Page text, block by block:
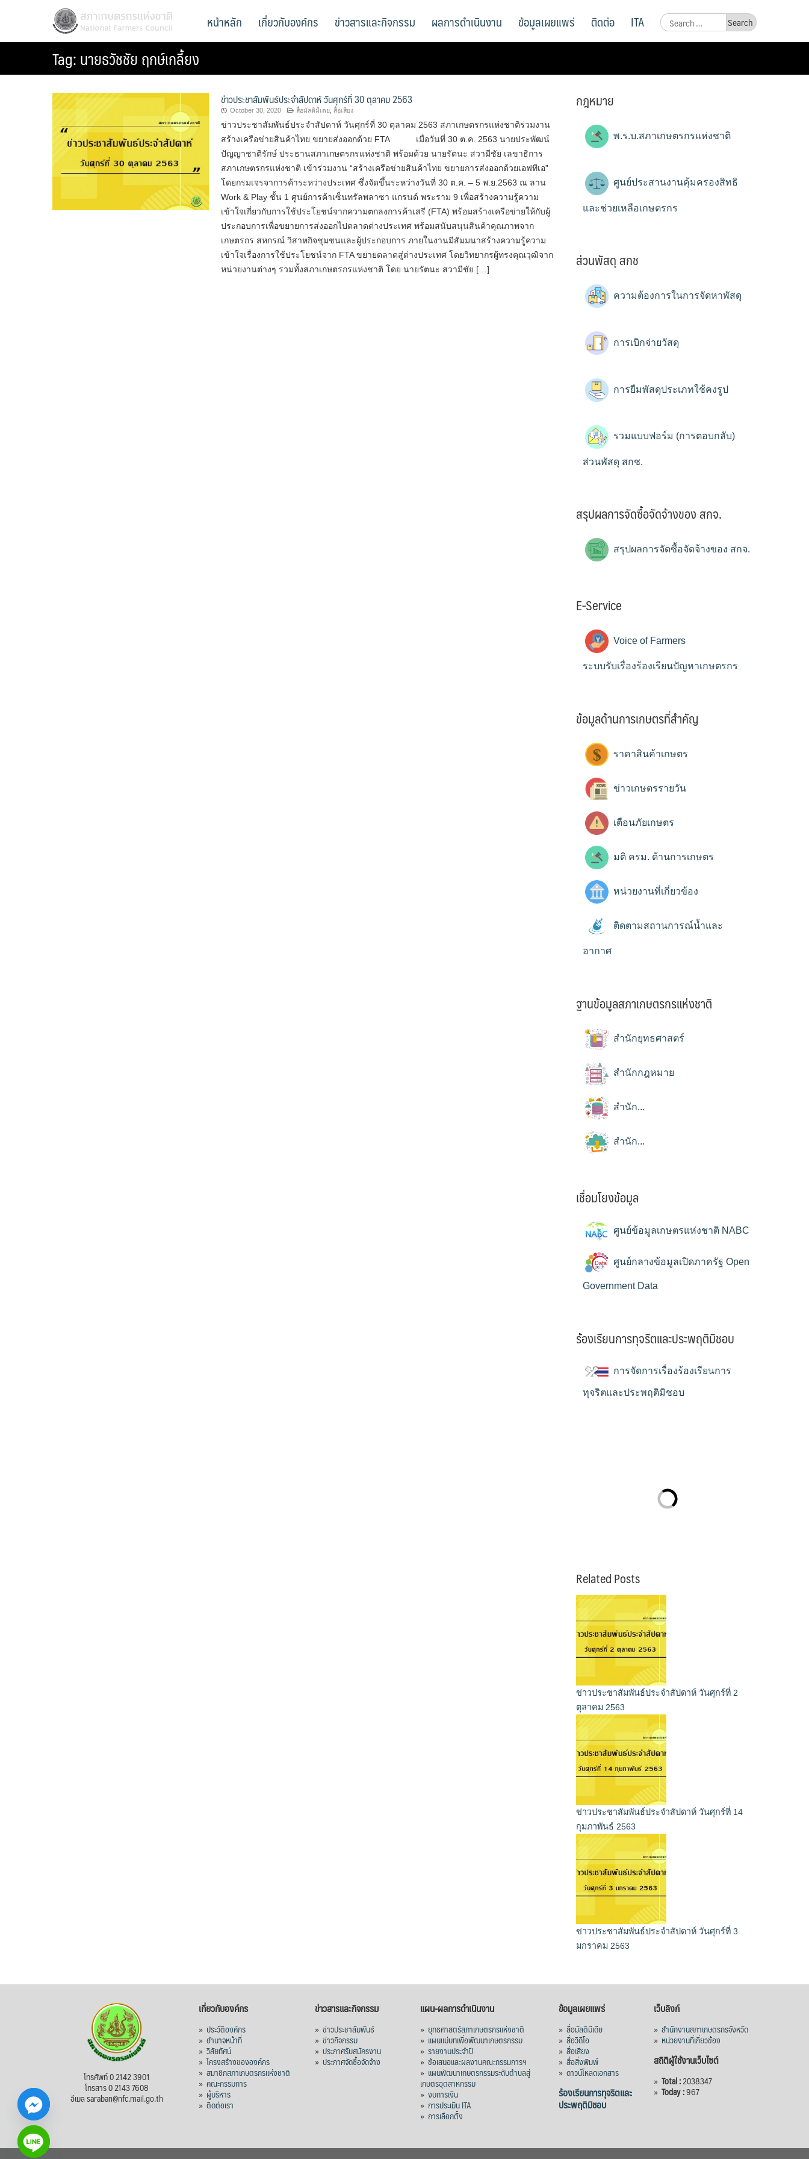
สภาเกษตรกรแห่งชาติ
National Farmers Council
Search
for:
หน้าหลัก เกี่ยวกับองค์กร ข่าวสารและกิจกรรม ผลการดำเนินงาน ข้อมูลเผยแพร่ ติดต่อ ITA
Tag:นายธวัชชัย ฤกษ์เกลี้ยง
ข่าวประชาสัมพันธ์ประจำสัปดาห์ วันศุกร์ที่ 30 ตุลาคม 2563
October 30, 2020 สื่อมัลติมีเดย, สื่อเสียง
ข่าวประชาสัมพันธ์ประจำสัปดาห์ วันศุกร์ที่ 30 ตุลาคม 2563 สภาเกษตรกรแห่งชาติร่วมงาน
สร้างเครือข่ายสินค้าไทย ขยายส่งออกด้วย FTA เมื่อวันที่ 30 ต.ค. 2563 นายประพัฒน์
ปัญญาชาติรักษ์ ประธานสภาเกษตรกรแห่งชาติ พร้อมด้วย นายรัตนะ สวามีชัย เลขาธิการ
สภาเกษตรกรแห่งชาติ เข้าร่วมงาน “สร้างเครือข่ายสินค้าไทย ขยายการส่งออกด้วยเอฟทีเอ”
โดยกรมเจรจาการค้าระหว่างประเทศ ซึ่งจัดขึ้นระหว่างวันที่ 30 ต.ค. – 5 พ.ย.2563 ณ ลาน
Work & Play ชั้น 1 ศูนย์การค้าเซ็นทรัลพลาซา แกรนด์ พระราม 9 เพื่อสร้างความรู้ความ
เข้าใจเกี่ยวกับการใช้ประโยชน์จากความตกลงการค้าเสรี (FTA) พร้อมสร้างเครือข่ายให้กับผู้
ประกอบการเพื่อขยายการส่งออกไปตลาดต่างประเทศ พร้อมสนับสนุนสินค้าคุณภาพจาก
เกษตรกร สหกรณ์ วิสาหกิจชุมชนและผู้ประกอบการ ภายในงานมีสัมมนาสร้างความรู้ความ
เข้าใจเรื่องการใช้ประโยชน์จาก FTA ขยายตลาดสู่ต่างประเทศ โดยวิทยากรผู้ทรงคุณวุฒิจาก
หน่วยงานต่างๆ รวมทั้งสภาเกษตรกรแห่งชาติ โดย นายรัตนะ สวามีชัย […]
กฎหมาย
พ.ร.บ.สภาเกษตรกรแห่งชาติ
ศูนย์ประสานงานคุ้มครองสิทธิ
และช่วยเหลือเกษตรกร
ส่วนพัสดุ สกช
ความต้องการในการจัดหาพัสดุ
การเบิกจ่ายวัสดุ
การยืมพัสดุประเภทใช้คงรูป
รวมแบบฟอร์ม (การตอบกลับ)
ส่วนพัสดุ สกช.
สรุปผลการจัดซื้อจัดจ้างของ สกจ.
สรุปผลการจัดซื้อจัดจ้างของ สกจ.
E-Service
Voice of Farmers
ระบบรับเรื่องร้องเรียนปัญหาเกษตรกร
ข้อมูลด้านการเกษตรที่สำคัญ
ราคาสินค้าเกษตร
ข่าวเกษตรรายวัน
เตือนภัยเกษตร
มติ ครม. ด้านการเกษตร
หน่วยงานที่เกี่ยวข้อง
ติดตามสถานการณ์น้ำและ
อากาศ
ฐานข้อมูลสภาเกษตรกรแห่งชาติ
สำนักยุทธศาสตร์
สำนักกฎหมาย
สำนัก...
สำนัก...
เชื่อมโยงข้อมูล
ศูนย์ข้อมูลเกษตรแห่งชาติ NABC
ศูนย์กลางข้อมูลเปิดภาครัฐ Open
Government Data
ร้องเรียนการทุจริตและประพฤติมิชอบ
การจัดการเรื่องร้องเรียนการ
ทุจริตและประพฤติมิชอบ
Related Posts
ข่าวประชาสัมพันธ์ประจำสัปดาห์ วันศุกร์ที่ 2
ตุลาคม 2563
ข่าวประชาสัมพันธ์ประจำสัปดาห์ วันศุกร์ที่ 14
กุมภาพันธ์ 2563
ข่าวประชาสัมพันธ์ประจำสัปดาห์ วันศุกร์ที่ 3
มกราคม 2563
โทรศัพท์ 0 2142 3901
โทรสาร 0 2143 7608
อีเมล saraban@nfc.mail.go.th
เกี่ยวกับองค์กร
»ประวัติองค์กร
»อำนาจหน้าที่
»วิสัยทัศน์
»โครงสร้างขององค์กร
»สมาชิกสภาเกษตรกรแห่งชาติ
»คณะกรรมการ
» ผู้บริหาร
»ติดต่อเรา
ข่าวสารและกิจกรรม
»ข่าวประชาสัมพันธ์
»ข่าวกิจกรรม
»ประกาศรับสมัครงาน
»ประกาศจัดซื้อจัดจ้าง
แผน-ผลการดำเนินงาน
» ยุทธศาสตร์สภาเกษตรกรแห่งชาติ
» แผนแม่บทเพื่อพัฒนาเกษตรกรรม
» รายงานประจำปี
» ข้อเสนอและผลงานคณะกรรมการฯ
» แผนพัฒนาเกษตรกรรมระดับตำบลสู่
เกษตรอุตสาหกรรม
» งบการเงิน
» การประเมิน ITA
» การเลือกตั้ง
ข้อมูลเผยแพร่
» สื่อมัลติมีเดีย
» สื่อวิดีโอ
» สื่อเสียง
» สื่อสิ่งพิมพ์
» ดาวน์โหลดเอกสาร
ร้องเรียนการทุจริตและ
ประพฤติมิชอบ
เว็บลิงก์
» สำนักงานสภาเกษตรกรจังหวัด
» หน่วยงานที่เกี่ยวข้อง
สถิติผู้ใช้งานเว็บไซต์
» Total :2038347
» Today :967